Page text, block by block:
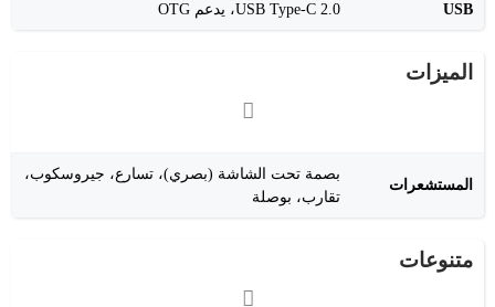
USB ‎USB Type-C 2.0‎، يدعم OTG
الميزات
المستشعرات
بصمة تحت الشاشة (بصري)، تسارع، جيروسكوب،
تقارب، بوصلة
متنوعات